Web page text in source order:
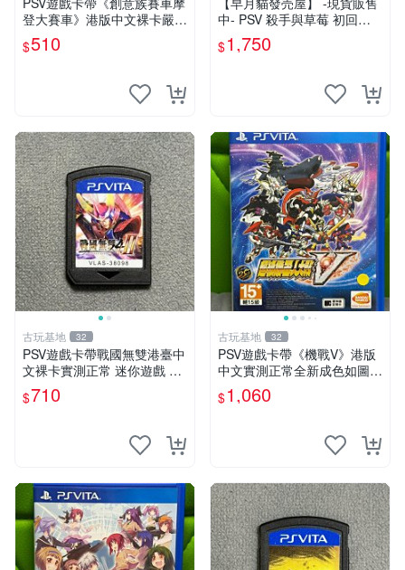
登大賽車》港版中文裸卡嚴選
推薦，實測無誤跑順暢行。僅
限Sony PSP機器使用，其他
$510
中- PSV 殺手與草莓 初回限
定版 月影BOX 純日版 日文版
※戀愛×懸疑※
$1,750
古玩基地 32
PSV遊戲卡帶戰國無雙港臺中
文裸卡實測正常 迷你遊戲 主
題遊戲 卡帶 Sony專用
$710
古玩基地 32
PSV遊戲卡帶《機戰V》港版
中文實測正常全新成色如圖拍
前確認 psv 港版 中文版
$1,060